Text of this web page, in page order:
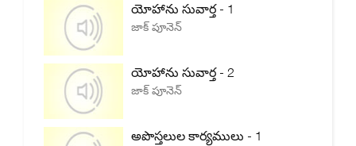
యోహాను సువార్త - 1
జాక్ పూనెన్
యోహాను సువార్త - 2
జాక్ పూనెన్
అపొస్తలుల కార్యములు - 1